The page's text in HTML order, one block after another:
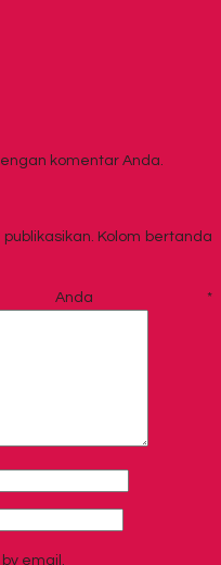
komentar Anda.
Kolom bertanda
*
email.